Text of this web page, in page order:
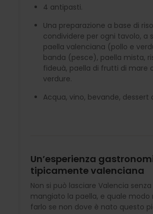
4 antipasti.
Una preparazione a base di
condividere per ogni tavolo, a
paella valenciana (pollo e
banda (pesce), paella mista,
fideuà, paella di frutti di mare
verdure.
Acqua, vino, bevande, dessert
Un’esperienza
tipicamente valenciana
Non si può lasciare Valencia
mangiato la paella, e quale modo
farlo se non dove è nato questo